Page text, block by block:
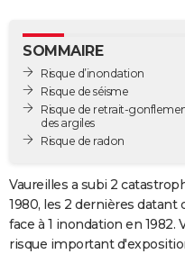
GUIDES D'ACHAT
BONS PLANS
CARTE DE VOEUX
Dictionnaire
Biographies
Citations
Expressions
Proverbes
PROGRAMME TV
COPAINS D'AVANT
SOMMAIRE
Risque d’inondation
Risque de séisme
Risque de retrait-
des argiles
Risque de radon
Vaureilles a subi 2
1980, les 2 dernières datant
face à 1 inondation en
risque important